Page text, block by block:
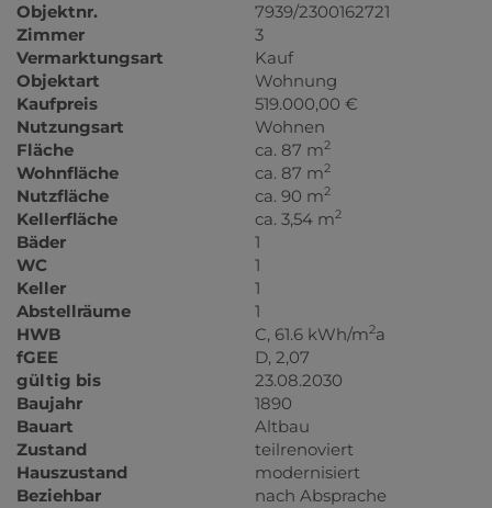
Objektnr.
7939/2300162721
Zimmer
3
Vermarktungsart
Kauf
Objektart
Wohnung
Kaufpreis
519.000,00 €
Nutzungsart
Wohnen
Fläche
ca. 87 m2
Wohnfläche ca. 87 m2
Nutzfläche ca. 90 m2
Kellerfläche ca. 3,54 m2
Bäder
1
WC
1
Keller
1
Abstellräume
1
HWB
C, 61.6 kWh/m2a
fGEE
D, 2,07
gültig bis
23.08.2030
Baujahr
1890
Bauart
Altbau
Zustand
teilrenoviert
Hauszustand
modernisiert
Beziehbar
nach Absprache